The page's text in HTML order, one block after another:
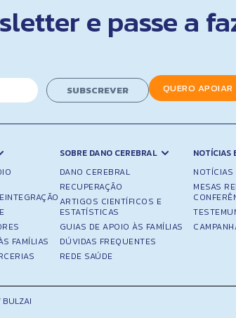
e passe a
SUBSCREVER QUERO APOIAR
FAMÍLIAS
SOBRE DANO CEREBRAL
DANO CEREBRAL
RECUPERAÇÃO
ARTIGOS CIENTÍFICOS E
ESTATÍSTICAS
GUIAS DE APOIO ÀS FAMÍLIAS
DÚVIDAS FREQUENTES
REDE SAÚDE
NOTÍCIAS
NOTÍCIAS
MESAS
BULZAI